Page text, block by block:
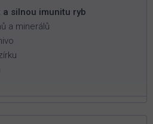
silnou imunitu ryb
a minerálů